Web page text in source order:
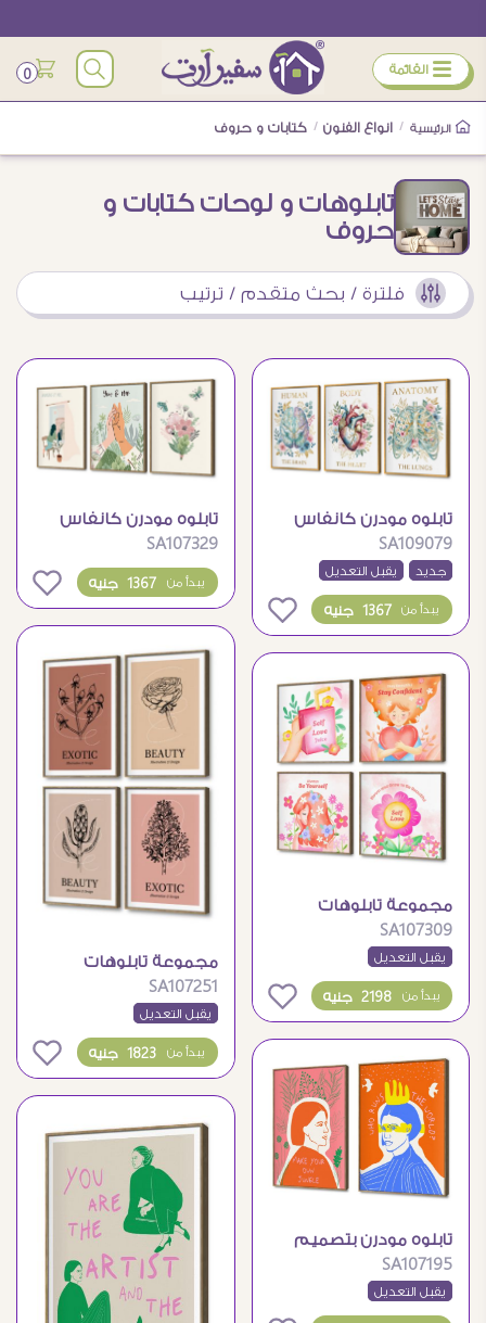
ÿ القائمة 0
الرئيسية / انواع الفنون / كتابات و حروف
تابلوهات و لوحات كتابات و
حروف
فلترة / بحث متقدم / ترتيب
تابلوه مودرن كانفاس
تشريح جسم الإنسان
SA109079
جديد يقبل التعديل
1367 جنيه يبدأ من 0
تابلوه مودرن كانفاس
بتصميم رومانسي مميز
SA107329
1367 جنيه يبدأ من 0
مجموعة تابلوهات
مودرن بتصاميم البنات
والزهور
SA107309
يقبل التعديل
2198 جنيه يبدأ من 0
مجموعة تابلوهات
مودرن بتصاميم نباتية
هادئة
SA107251
يقبل التعديل
1823 جنيه يبدأ من 0
تابلوه مودرن بتصميم
فني معاصر ومميز
SA107195
يقبل التعديل